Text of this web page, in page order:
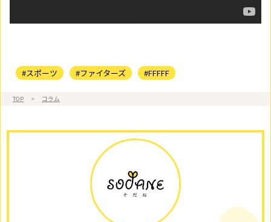
#スポーツ #ファイターズ #FFFFF
TOP > コラム